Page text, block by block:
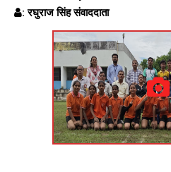
: रघुराज सिंह संवाददाता